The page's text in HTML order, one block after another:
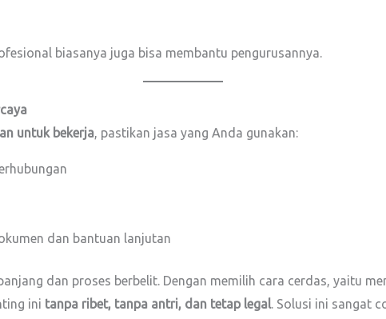
biasanya juga bisa membantu pengurusannya.
untuk bekerja, pastikan jasa yang Anda gunakan:
dan bantuan lanjutan
dan proses berbelit. Dengan memilih cara cerdas, yaitu
ini tanpa ribet, tanpa antri, dan tetap legal. Solusi ini sangat